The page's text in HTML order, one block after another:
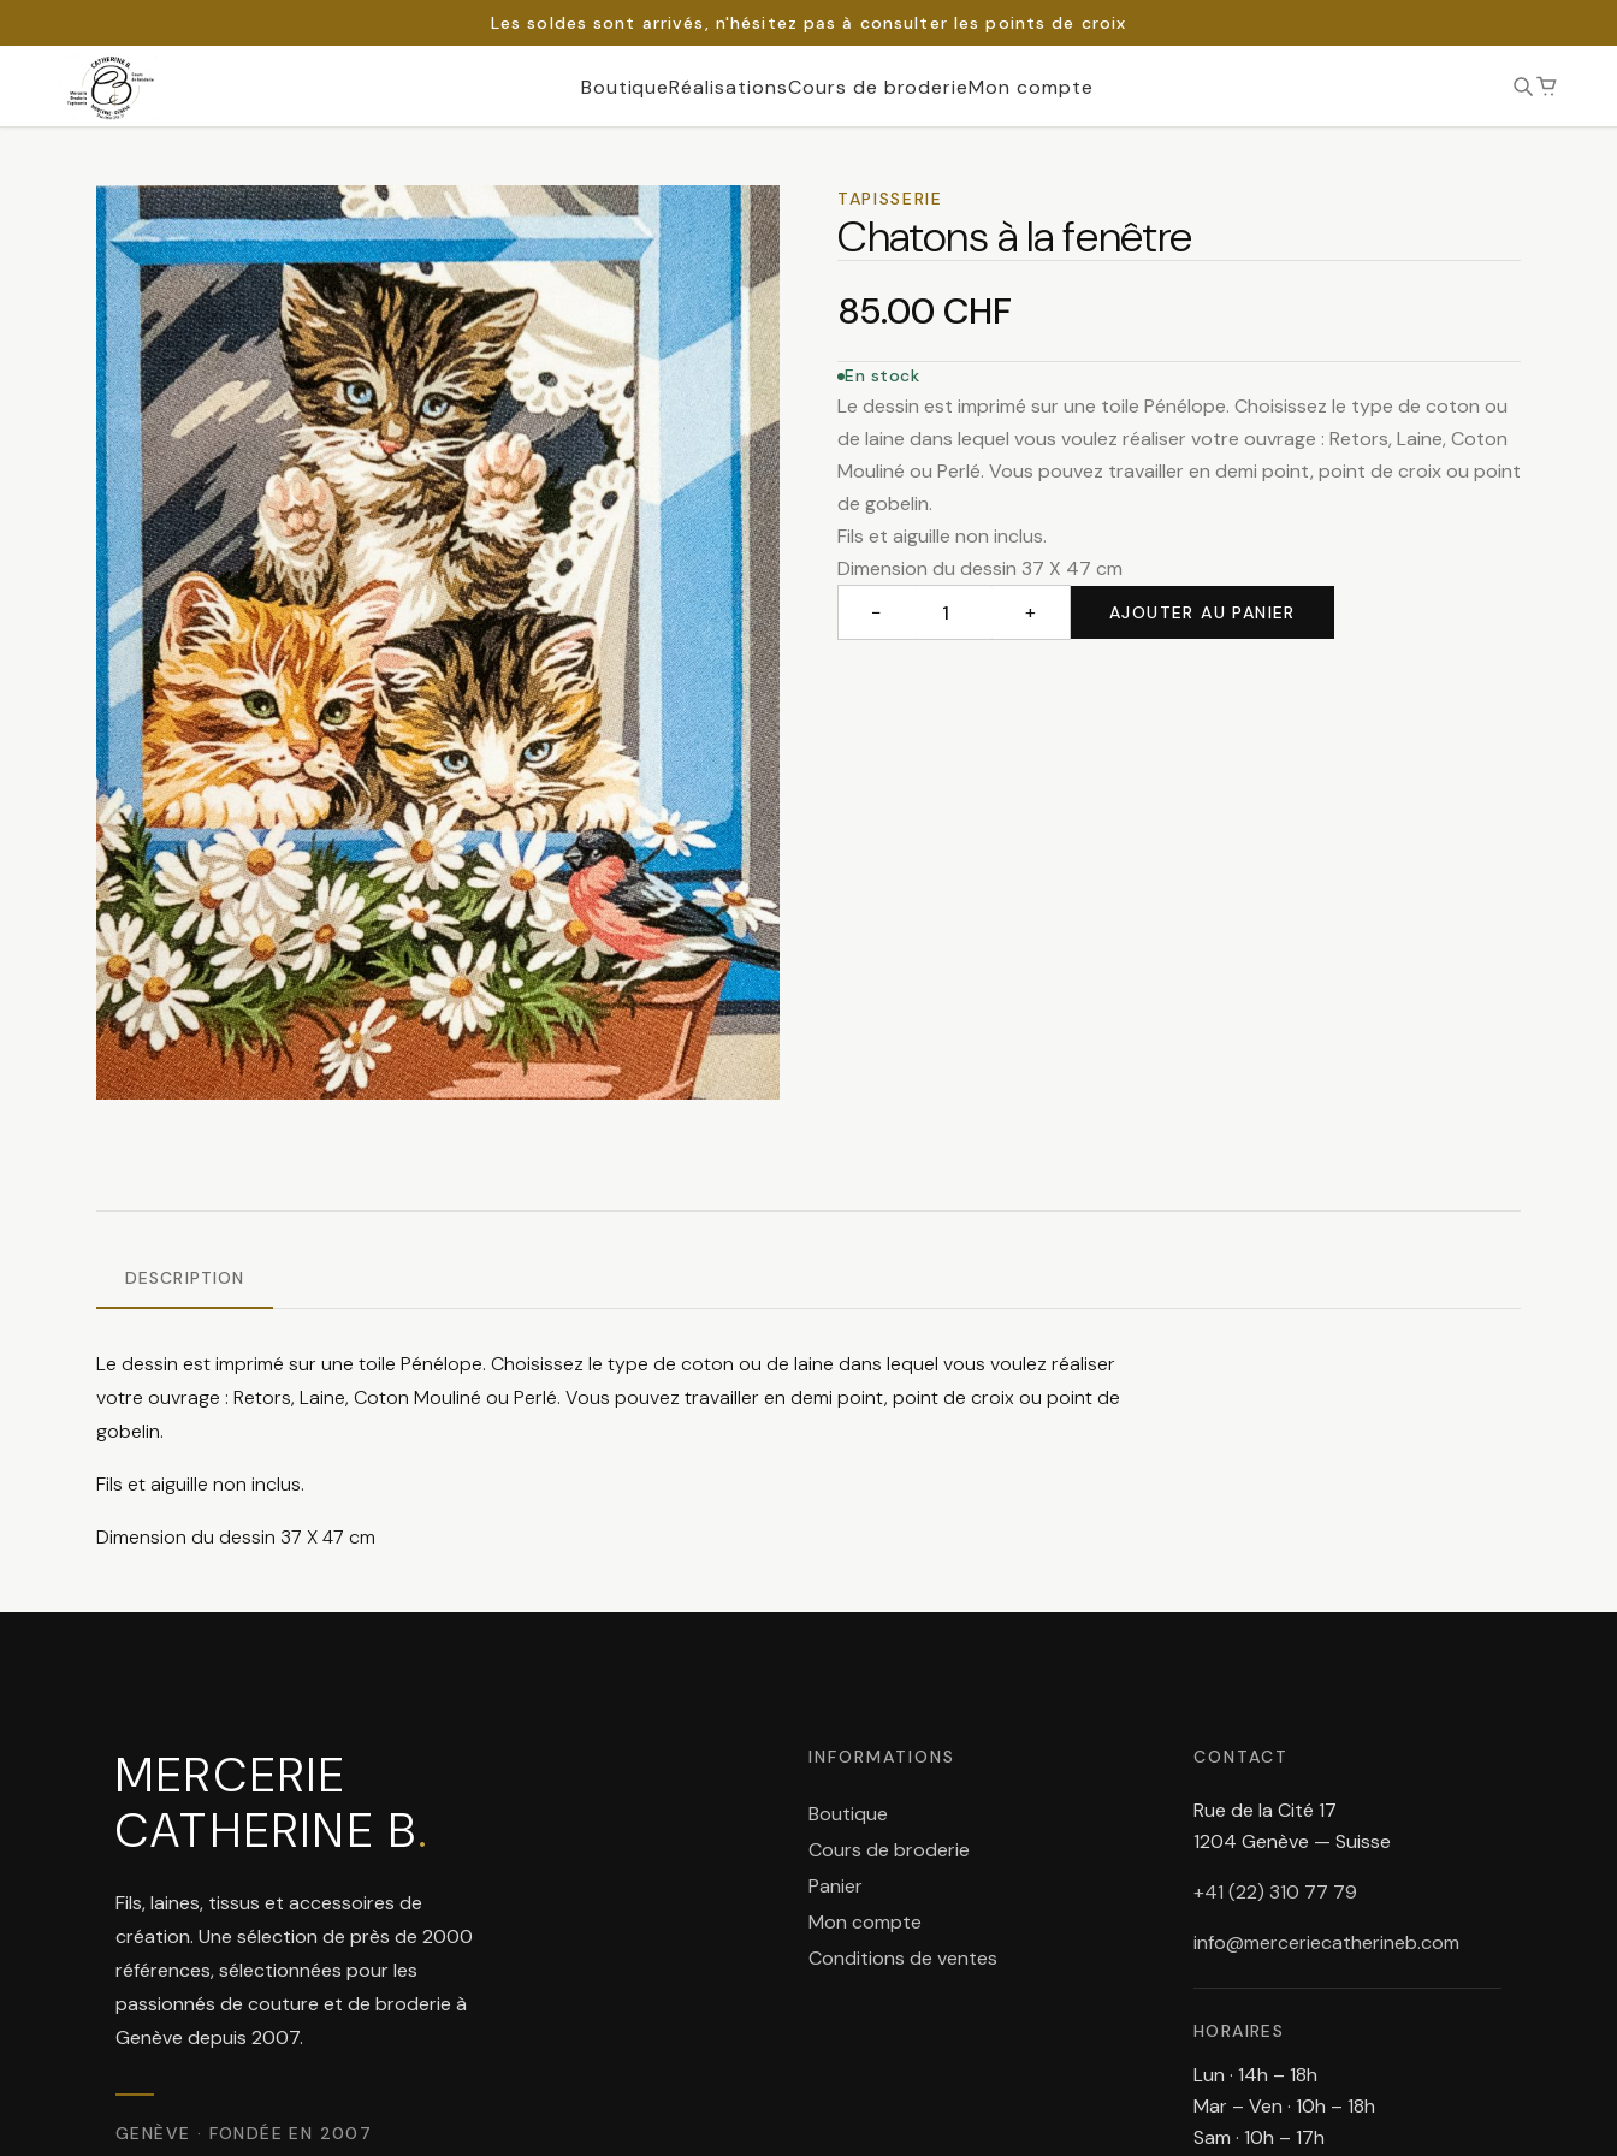
Les soldes sont arrivés, n'hésitez pas à consulter les points de croix
Passer
BoutiqueRéalisationsCours de broderieMon compte
TAPISSERIE
Chatons à la fenêtre
85.00 CHF
En stock
Le dessin est imprimé sur une toile Pénélope. Choisissez le type de coton ou
de laine dans lequel vous voulez réaliser votre ouvrage : Retors, Laine, Coton
Mouliné ou Perlé. Vous pouvez travailler en demi point, point de croix ou point
de gobelin.
Fils et aiguille non inclus.
Dimension du dessin 37 X 47 cm
− + AJOUTER AU PANIER
DESCRIPTION
Le dessin est imprimé sur une toile Pénélope. Choisissez le type de coton ou de laine dans lequel vous voulez réaliser
votre ouvrage : Retors, Laine, Coton Mouliné ou Perlé. Vous pouvez travailler en demi point, point de croix ou point de
gobelin.
Fils et aiguille non inclus.
Dimension du dessin 37 X 47 cm
MERCERIE
CATHERINE B.
Fils, laines, tissus et accessoires de
création. Une sélection de près de 2000
références, sélectionnées pour les
passionnés de couture et de broderie à
Genève depuis 2007.
GENÈVE · FONDÉE EN 2007
INFORMATIONS
Boutique
Cours de broderie
Panier
Mon compte
Conditions de ventes
CONTACT
Rue de la Cité 17
1204 Genève — Suisse
+41 (22) 310 77 79
info@merceriecatherineb.com
HORAIRES
Lun · 14h – 18h
Mar – Ven · 10h – 18h
Sam · 10h – 17h